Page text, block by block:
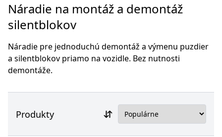
Náradie na montáž a demontáž
silentblokov
Náradie pre jednoduchú demontáž a výmenu puzdier
a silentblokov priamo na vozidle. Bez nutnosti
demontáže.
Produkty